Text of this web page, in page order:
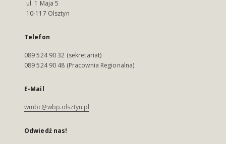
ul. 1 Maja 5
10-117 Olsztyn
Telefon
089 524 90 32 (sekretariat)
089 524 90 48 (Pracownia Regionalna)
E-Mail
wmbc@wbp.olsztyn.pl
Odwiedź nas!